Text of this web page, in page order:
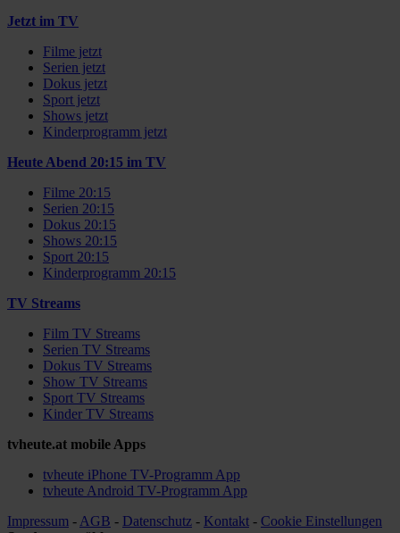
Jetzt im TV
Filme jetzt
Serien jetzt
Dokus jetzt
Sport jetzt
Shows jetzt
Kinderprogramm jetzt
Heute Abend 20:15 im TV
Filme 20:15
Serien 20:15
Dokus 20:15
Shows 20:15
Sport 20:15
Kinderprogramm 20:15
TV Streams
Film TV Streams
Serien TV Streams
Dokus TV Streams
Show TV Streams
Sport TV Streams
Kinder TV Streams
tvheute.at mobile Apps
tvheute iPhone TV-Programm App
tvheute Android TV-Programm App
Impressum - AGB - Datenschutz - Kontakt - Cookie Einstellungen